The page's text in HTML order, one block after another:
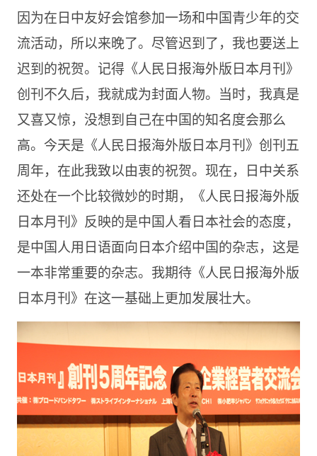
因为在日中友好会馆参加一场和中国青少年的交
流活动，所以来晚了。尽管迟到了，我也要送上
迟到的祝贺。记得《人民日报海外版日本月刊》
创刊不久后，我就成为封面人物。当时，我真是
又喜又惊，没想到自己在中国的知名度会那么
高。今天是《人民日报海外版日本月刊》创刊五
周年，在此我致以由衷的祝贺。现在，日中关系
还处在一个比较微妙的时期，《人民日报海外版
日本月刊》反映的是中国人看日本社会的态度，
是中国人用日语面向日本介绍中国的杂志，这是
一本非常重要的杂志。我期待《人民日报海外版
日本月刊》在这一基础上更加发展壮大。